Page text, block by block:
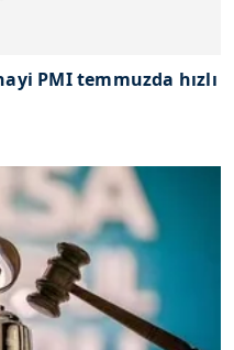
PMI temmuzda hızlı